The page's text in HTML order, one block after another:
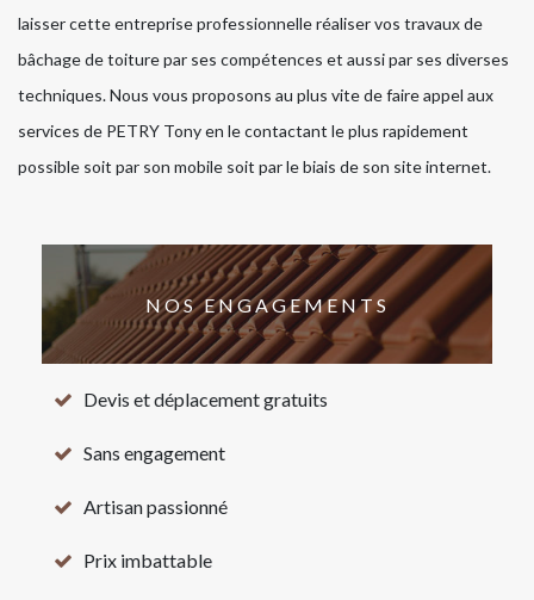
laisser cette entreprise professionnelle réaliser vos travaux de
bâchage de toiture par ses compétences et aussi par ses diverses
techniques. Nous vous proposons au plus vite de faire appel aux
services de PETRY Tony en le contactant le plus rapidement
possible soit par son mobile soit par le biais de son site internet.
NOS ENGAGEMENTS
Devis et déplacement gratuits
Sans engagement
Artisan passionné
Prix imbattable